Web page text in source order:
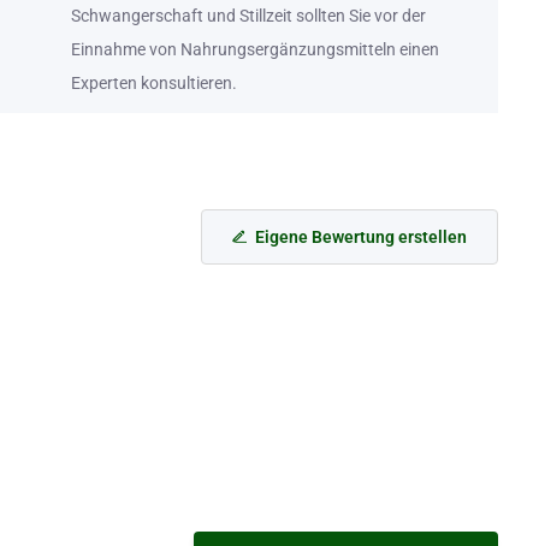
Schwangerschaft und Stillzeit sollten Sie vor der
Einnahme von Nahrungsergänzungsmitteln einen
Experten konsultieren.
Eigene Bewertung erstellen